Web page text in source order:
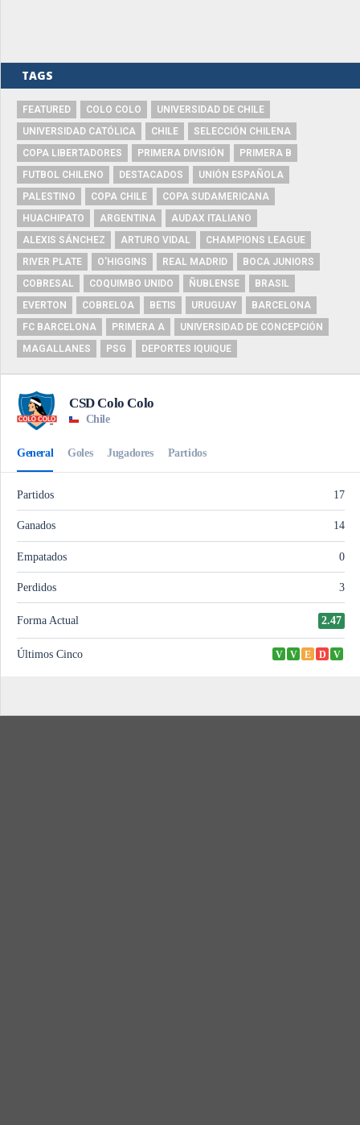
TAGS
FEATURED COLO COLO
UNIVERSIDAD DE CHILE
UNIVERSIDAD CATÓLICA
CHILE
SELECCIÓN CHILENA
COPA LIBERTADORES
PRIMERA DIVISIÓN
PRIMERA B
FUTBOL CHILENO
DESTACADOS
UNIÓN ESPAÑOLA
PALESTINO
COPA CHILE
COPA SUDAMERICANA
HUACHIPATO
ARGENTINA
AUDAX ITALIANO
ALEXIS SÁNCHEZ
ARTURO VIDAL
CHAMPIONS LEAGUE
RIVER PLATE
O'HIGGINS REAL MADRID
BOCA JUNIORS
COBRESAL
COQUIMBO UNIDO ÑUBLENSE
BRASIL
EVERTON
COBRELOA BETIS URUGUAY
BARCELONA
FC BARCELONA
PRIMERA A
UNIVERSIDAD DE CONCEPCIÓN
MAGALLANES
PSG DEPORTES IQUIQUE